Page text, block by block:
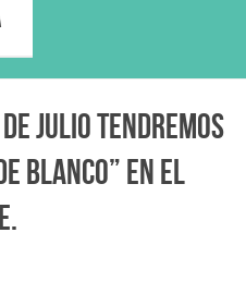
Julio tendremos
Blanco” en el